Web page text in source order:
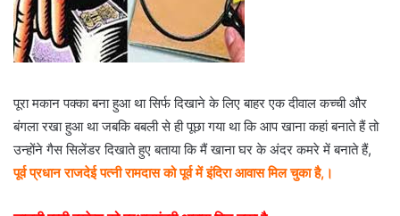
पूरा मकान पक्का बना हुआ था सिर्फ दिखाने के लिए बाहर एक दीवाल कच्ची और
बंगला रखा हुआ था जबकि बबली से ही पूछा गया था कि आप खाना कहां बनाते हैं तो
उन्होंने गैस सिलेंडर दिखाते हुए बताया कि मैं खाना घर के अंदर कमरे में बनाते हैं,
पूर्व प्रधान राजदेई पत्नी रामदास को पूर्व में इंदिरा आवास मिल चुका है,।